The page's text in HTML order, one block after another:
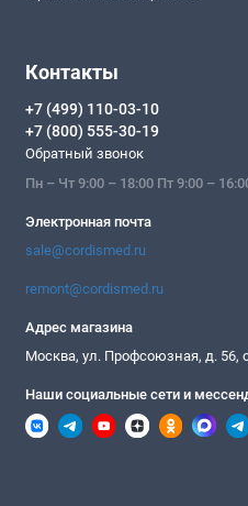
Контакты
+7 (499) 110-03-10
+7 (800) 555-30-19
Обратный звонок
Пн – Чт 9:00 – 18:00 Пт 9:00 –
Электронная почта
sale@cordismed.ru
remont@cordismed.ru
Адрес магазина
Москва, ул. Профсоюзная, д. 56,
Наши социальные сети и